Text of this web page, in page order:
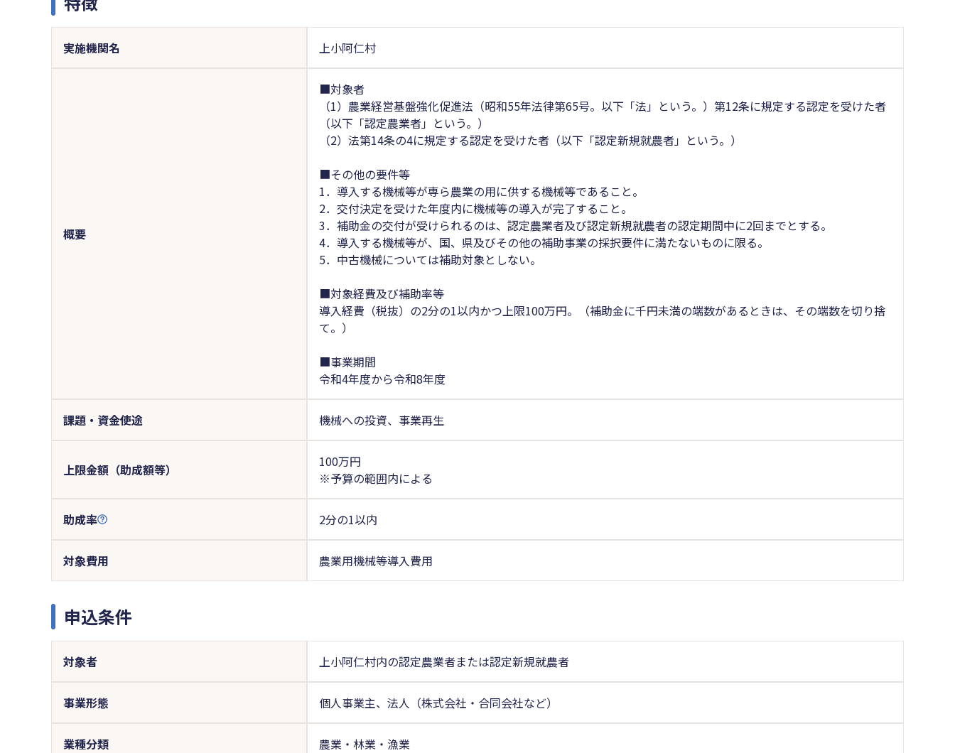
実施機関名 上小阿仁村
概要
■対象者
（1）農業経営基盤強化促進法（昭和55年法律第65号。以下「法」という。）第12条に規定する認定を受けた者
（以下「認定農業者」という。）
（2）法第14条の4に規定する認定を受けた者（以下「認定新規就農者」という。）
■その他の要件等
1．導入する機械等が専ら農業の用に供する機械等であること。
2．交付決定を受けた年度内に機械等の導入が完了すること。
3．補助金の交付が受けられるのは、認定農業者及び認定新規就農者の認定期間中に2回までとする。
4．導入する機械等が、国、県及びその他の補助事業の採択要件に満たないものに限る。
5．中古機械については補助対象としない。
■対象経費及び補助率等
導入経費（税抜）の2分の1以内かつ上限100万円。（補助金に千円未満の端数があるときは、その端数を切り捨
て。）
■事業期間
令和4年度から令和8年度
課題・資金使途 機械への投資、事業再生
上限金額（助成額等）
100万円
※予算の範囲内による
助成率 2分の1以内
対象費用 農業用機械等導入費用
申込条件
対象者 上小阿仁村内の認定農業者または認定新規就農者
事業形態 個人事業主、法人（株式会社・合同会社など）
業種分類 農業・林業・漁業